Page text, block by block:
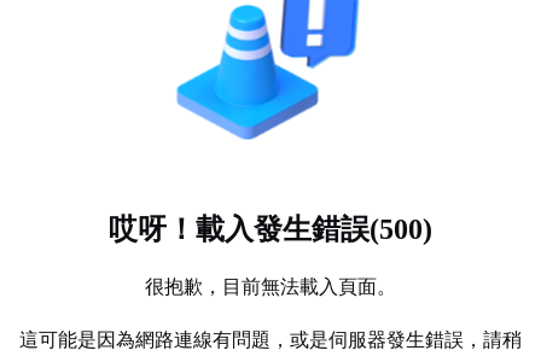
哎呀！載入發生錯誤(500)
很抱歉，目前無法載入頁面。
這可能是因為網路連線有問題，或是伺服器發生錯誤，請稍